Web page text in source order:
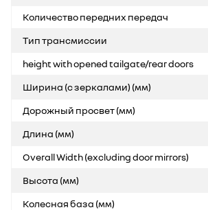
Количество передних передач
Тип трансмиссии
height with opened tailgate/rear doors
Ширина (с зеркалами) (мм)
Дорожный просвет (мм)
Длина (мм)
Overall Width (excluding door mirrors)
Высота (мм)
Колесная база (мм)